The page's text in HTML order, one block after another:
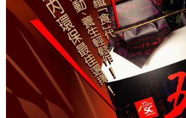
５．嚴禁一人註冊多個帳號或使用他人資訊註冊。若
恩沛科技股份有限公司將有權停止該用戶之使用額度並